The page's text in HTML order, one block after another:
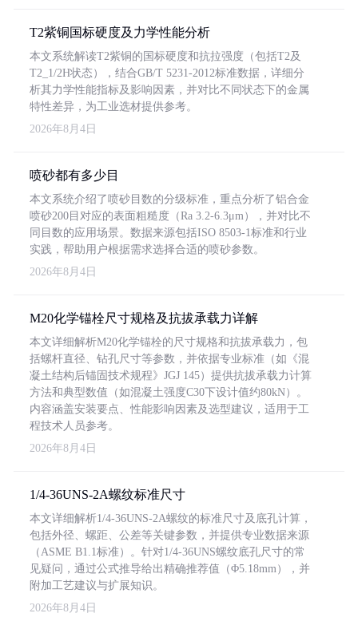
T2紫铜国标硬度及力学性能分析
本文系统解读T2紫铜的国标硬度和抗拉强度（包括T2及
T2_1/2H状态），结合GB/T 5231-2012标准数据，详细分
析其力学性能指标及影响因素，并对比不同状态下的金属
特性差异，为工业选材提供参考。
2026年8月4日
喷砂都有多少目
本文系统介绍了喷砂目数的分级标准，重点分析了铝合金
喷砂200目对应的表面粗糙度（Ra 3.2-6.3μm），并对比不
同目数的应用场景。数据来源包括ISO 8503-1标准和行业
实践，帮助用户根据需求选择合适的喷砂参数。
2026年8月4日
M20化学锚栓尺寸规格及抗拔承载力详解
本文详细解析M20化学锚栓的尺寸规格和抗拔承载力，包
括螺杆直径、钻孔尺寸等参数，并依据专业标准（如《混
凝土结构后锚固技术规程》JGJ 145）提供抗拔承载力计算
方法和典型数值（如混凝土强度C30下设计值约80kN）。
内容涵盖安装要点、性能影响因素及选型建议，适用于工
程技术人员参考。
2026年8月4日
1/4-36UNS-2A螺纹标准尺寸
本文详细解析1/4-36UNS-2A螺纹的标准尺寸及底孔计算，
包括外径、螺距、公差等关键参数，并提供专业数据来源
（ASME B1.1标准）。针对1/4-36UNS螺纹底孔尺寸的常
见疑问，通过公式推导给出精确推荐值（Φ5.18mm），并
附加工艺建议与扩展知识。
2026年8月4日